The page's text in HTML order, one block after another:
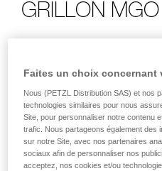
GRILLON MGO
La longe GRILLON MGO est
systèmes de maintien au
dispositif d’arrêt des chutes.
précisément et très
fonction des spécificités du
positionner confortablement.
Faites un choix concernant
Nous (PETZL Distribution SAS) et nos
technologies similaires pour nous
Site, pour personnaliser notre contenu
trafic. Nous partageons également des
sur notre Site, avec nos partenaires
sociaux afin de personnaliser nos
acceptez, nos cookies et/ou